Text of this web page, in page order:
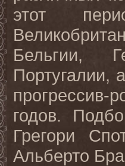
этот
Бельгии,
Португалии,
прогрессив-
годов.
Грегори
Альберто